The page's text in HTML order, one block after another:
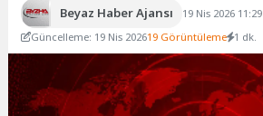
Beyaz Haber Ajansı
19 Nis 2026 11:29
Güncelleme: 19 Nis 202619 Görüntüleme 1 dk.